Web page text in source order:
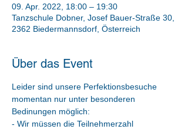
09. Apr. 2022, 18:00 – 19:30
Tanzschule Dobner, Josef Bauer-Straße 30,
2362 Biedermannsdorf, Österreich
Über das Event
Leider sind unsere Perfektionsbesuche
momentan nur unter besonderen
Bedinungen möglich:
- Wir müssen die Teilnehmerzahl